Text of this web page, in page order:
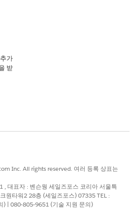
의견을 보내주세요.
예 가
받
Inc. All rights reserved. 여러 등록 상표는
, 대표자 : 벤슨웡 세일즈포스 코리아 서울특
원타워2 28층 (세일즈포스) 07335 TEL :
) | 080-805-9651 (기술 지원 문의)